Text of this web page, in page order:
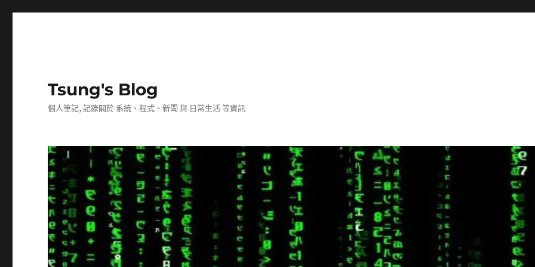
Tsung's Blog
個人筆記, 記錄關於 系統、程式、新聞 與 日常生活 等資訊